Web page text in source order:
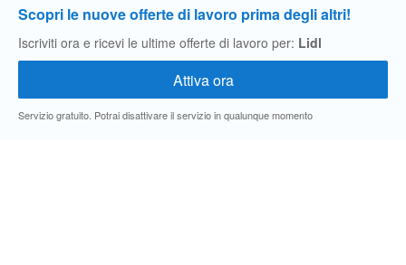
Scopri le nuove offerte di lavoro prima degli altri!
Iscriviti ora e ricevi le ultime offerte di lavoro per: Lidl
Servizio gratuito. Potrai disattivare il servizio in qualunque momento